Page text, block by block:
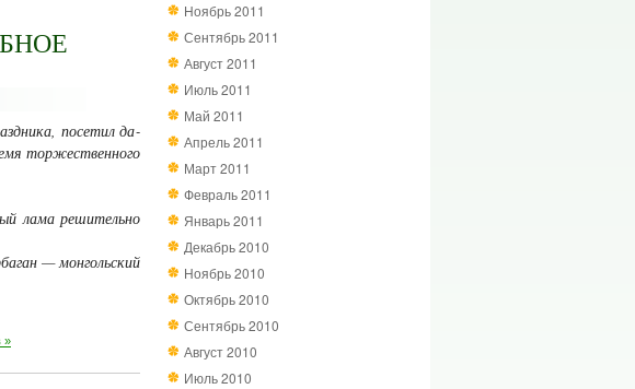
посетил да­
торжествен­ного
лама решительно
— монголь­ский
»
Ноябрь 2011
Сентябрь 2011
Август 2011
Июль 2011
Май 2011
Апрель 2011
Март 2011
Февраль 2011
Январь 2011
Декабрь 2010
Ноябрь 2010
Октябрь 2010
Сентябрь 2010
Август 2010
Июль 2010